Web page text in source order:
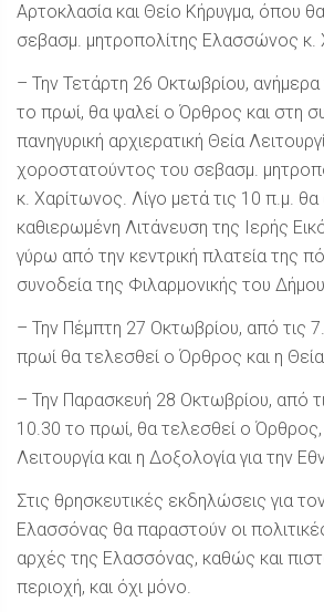
Αρτοκλασία και Θείο Κήρυγμα, όπου
σεβασμ. μητροπολίτης Ελασσώνος κ.
– Την Τετάρτη 26 Οκτωβρίου, ανήμερα
το πρωί, θα ψαλεί ο Όρθρος και στη
πανηγυρική αρχιερατική Θεία
χοροστατούντος του σεβασμ.
κ. Χαρίτωνος. Λίγο μετά τις 10 π.μ.
καθιερωμένη Λιτάνευση της Ιερής
γύρω από την κεντρική πλατεία της
συνοδεία της Φιλαρμονικής του
– Την Πέμπτη 27 Οκτωβρίου, από τις
πρωί θα τελεσθεί ο Όρθρος και η Θεία
– Την Παρασκευή 28 Οκτωβρίου, από
10.30 το πρωί, θα τελεσθεί ο Όρθρος,
Λειτουργία και η Δοξολογία για την
Στις θρησκευτικές εκδηλώσεις για
Ελασσόνας θα παραστούν οι
αρχές της Ελασσόνας, καθώς και
περιοχή, και όχι μόνο.